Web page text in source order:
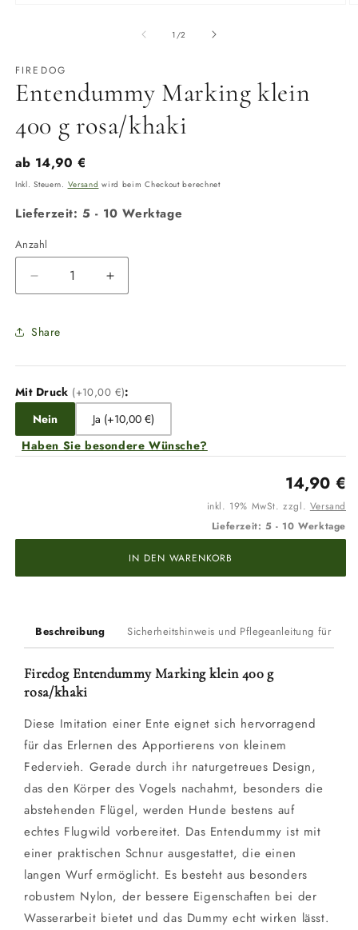
1 /von
2
FIREDOG
Entendummy Marking klein
400 g rosa/khaki
Normaler
Preis
ab 14,90 €
Inkl. Steuern. Versand wird beim Checkout berechnet
Lieferzeit: 5 - 10 Werktage
Anzahl
Anzahl
Verringere
die
für
Marking
klein
400
g
rosa/khaki
Erhöhe
die
Marking
400
g
rosa/khaki
Share
Mit Druck (+10,00 €):
Nein
Ja (+10,00 €)
Haben Sie besondere Wünsche?
14,90 €
inkl. 19% MwSt. zzgl. Versand
Lieferzeit: 5 - 10 Werktage
IN DEN WARENKORB
Beschreibung Sicherheitshinweis und Pflegeanleitung für
Firedog Entendummy Marking klein 400 g
rosa/khaki
Diese Imitation einer Ente eignet sich hervorragend
für das Erlernen des Apportierens von kleinem
Federvieh. Gerade durch ihr naturgetreues Design,
das den Körper des Vogels nachahmt, besonders die
abstehenden Flügel, werden Hunde bestens auf
echtes Flugwild vorbereitet. Das Entendummy ist mit
einer praktischen Schnur ausgestattet, die einen
langen Wurf ermöglicht. Es besteht aus besonders
robustem Nylon, der bessere Eigenschaften bei der
Wasserarbeit bietet und das Dummy echt wirken lässt.